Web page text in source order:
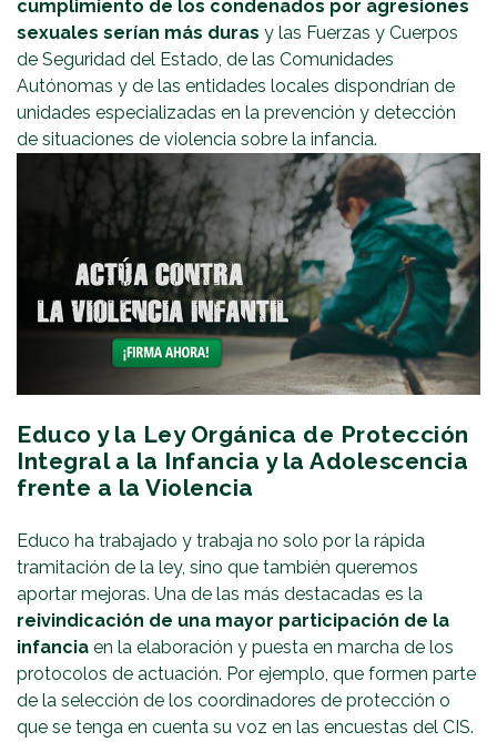
cumplimiento de los condenados por agresiones
sexuales serían más duras y las Fuerzas y Cuerpos
de Seguridad del Estado, de las Comunidades
Autónomas y de las entidades locales dispondrían de
unidades especializadas en la prevención y detección
de situaciones de violencia sobre la infancia.
Educo y la Ley Orgánica de Protección
Integral a la Infancia y la Adolescencia
frente a la Violencia
Educo ha trabajado y trabaja no solo por la rápida
tramitación de la ley, sino que también queremos
aportar mejoras. Una de las más destacadas es la
reivindicación de una mayor participación de la
infancia en la elaboración y puesta en marcha de los
protocolos de actuación. Por ejemplo, que formen parte
de la selección de los coordinadores de protección o
que se tenga en cuenta su voz en las encuestas del CIS.